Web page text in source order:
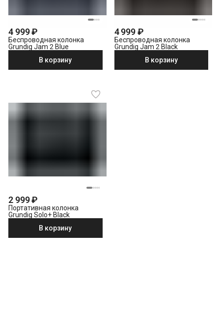
4 999 ₽
Беспроводная колонка
Grundig Jam 2 Blue
В корзину
4 999 ₽
Беспроводная колонка
Grundig Jam 2 Black
В корзину
2 999 ₽
Портативная колонка
Grundig Solo+ Black
В корзину